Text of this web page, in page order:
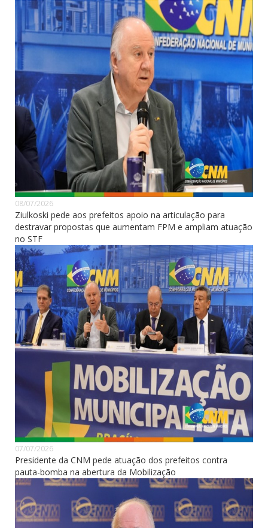
08/07/2026
Ziulkoski pede aos prefeitos apoio na articulação para
destravar propostas que aumentam FPM e ampliam atuação
no STF
07/07/2026
Presidente da CNM pede atuação dos prefeitos contra
pauta-bomba na abertura da Mobilização